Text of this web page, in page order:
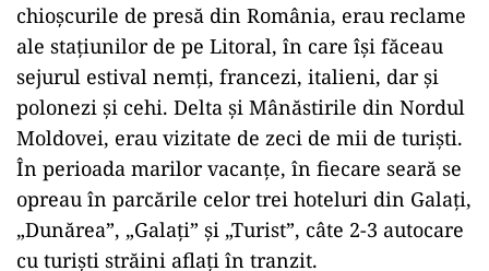
chioșcurile de presă din România, erau reclame
ale stațiunilor de pe Litoral, în care își făceau
sejurul estival nemți, francezi, italieni, dar și
polonezi și cehi. Delta și Mânăstirile din Nordul
Moldovei, erau vizitate de zeci de mii de turiști.
În perioada marilor vacanțe, în fiecare seară se
opreau în parcările celor trei hoteluri din Galați,
„Dunărea”, „Galați” și „Turist”, câte 2-3 autocare
cu turiști străini aflați în tranzit.